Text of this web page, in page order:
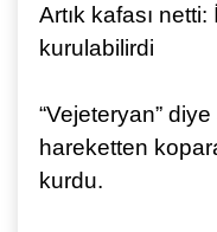
Artık kafası
kurulabilirdi
“Vejeteryan” diye
hareketten
kurdu.